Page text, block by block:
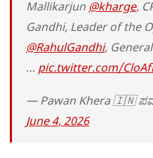
Mallikarjun@kharge,
Gandhi, Leader of the
@RahulGandhi,
… pic.twitter.com/
— Pawan Khera 🇮🇳
June 4, 2026